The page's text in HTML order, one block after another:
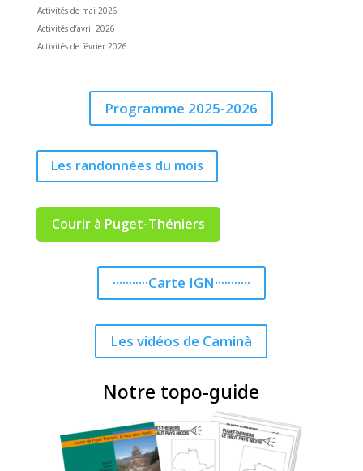
Activités de mai 2026
Activités d’avril 2026
Activités de février 2026
Programme 2025-2026
Les randonnées du mois
Courir à Puget-Théniers
···········Carte IGN···········
Les vidéos de Caminà
Notre topo-guide